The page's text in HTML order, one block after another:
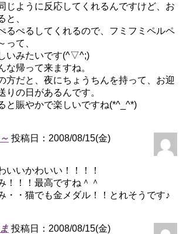
じように反応してくれるんですけど、お
と、
るぺるしてくれるので、フミフミペルペ
って、
いみたいです(^▽^;)
な帰って来ますね。
方だと、夜にちょうちんを持って、お迎
りの日があるんです。
と賑やかで楽しいですね(*^_^*)
投稿日：2008/08/15(金)
いいかわいい！！！！
！！！最高ですね＾＾
・・猫でも金メダル！！とれそうです♪
投稿日：2008/08/15(金)